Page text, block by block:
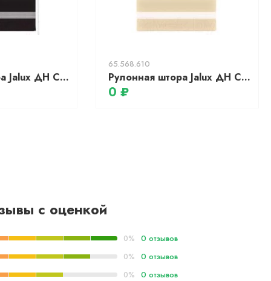
Рулонная штора Jalux ДН Софт 17 115x160 (черный)
65.568.610
Рулонная штора Jalux ДН Софт 4 125x160 (бежевый)
0 ₽
с оценкой
0% 0 отзывов
0% 0 отзывов
0% 0 отзывов